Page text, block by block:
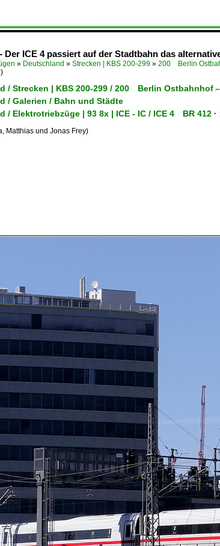
ICE 4 passiert auf der Stadtbahn das
» Deutschland » Strecken | KBS 200-299 » 200 Berlin
/ Strecken | KBS 200-299 / 200 Berlin Ostbahnhof
/ Galerien / Bahn und Städte
/ Elektrotriebzüge | 93 8x | ICE - IC / ICE 4 BR 412 ·
Matthias und Jonas Frey)